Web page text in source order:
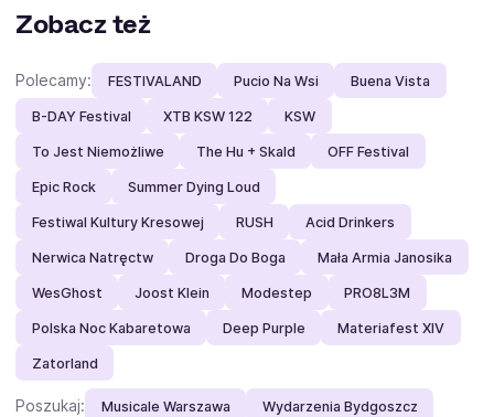
Zobacz też
Polecamy: FESTIVALAND Pucio Na Wsi Buena Vista
B-DAY Festival XTB KSW 122 KSW
To Jest Niemożliwe The Hu + Skald OFF Festival
Epic Rock Summer Dying Loud
Festiwal Kultury Kresowej RUSH Acid Drinkers
Nerwica Natręctw Droga Do Boga Mała Armia Janosika
WesGhost Joost Klein Modestep PRO8L3M
Polska Noc Kabaretowa Deep Purple Materiafest XIV
Zatorland
Poszukaj: Musicale Warszawa Wydarzenia Bydgoszcz